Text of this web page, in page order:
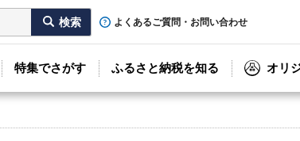
よくあるご質問・お問い合わせ
特集でさがす ふるさと納税を知る オリ